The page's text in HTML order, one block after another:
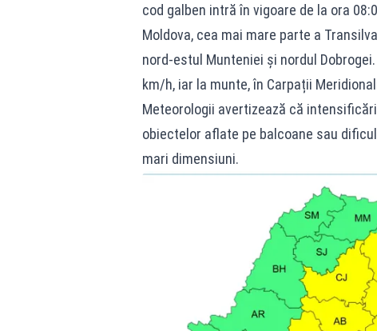
cod galben intră în vigoare de la ora
Moldova, cea mai mare parte a
nord-estul Munteniei și nordul
km/h, iar la munte, în Carpații
Meteorologii avertizează că
obiectelor aflate pe balcoane sau
mari dimensiuni.